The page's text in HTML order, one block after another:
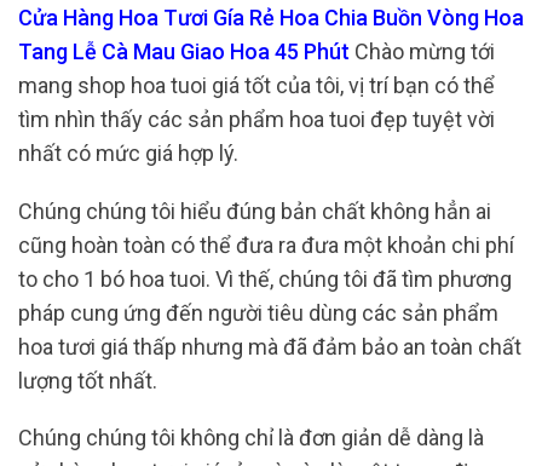
Cửa Hàng Hoa Tươi Gía Rẻ Hoa Chia Buồn Vòng Hoa
Tang Lễ Cà Mau Giao Hoa 45 Phút Chào mừng tới
mang shop hoa tuoi giá tốt của tôi, vị trí bạn có thể
tìm nhìn thấy các sản phẩm hoa tuoi đẹp tuyệt vời
nhất có mức giá hợp lý.
Chúng chúng tôi hiểu đúng bản chất không hẳn ai
cũng hoàn toàn có thể đưa ra đưa một khoản chi phí
to cho 1 bó hoa tuoi. Vì thế, chúng tôi đã tìm phương
pháp cung ứng đến người tiêu dùng các sản phẩm
hoa tươi giá thấp nhưng mà đã đảm bảo an toàn chất
lượng tốt nhất.
Chúng chúng tôi không chỉ là đơn giản dễ dàng là